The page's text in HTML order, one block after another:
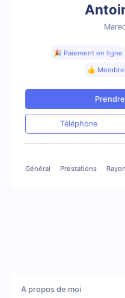
🎉 Paiement en ligne
👍
Téléphone
Général Prestations
A propos de moi